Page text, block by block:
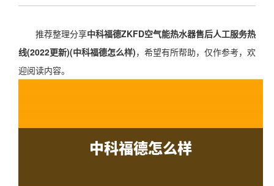
推荐整理分享中科福德ZKFD空气能热水器售后人工服务热
线(2022更新)(中科福德怎么样)，希望有所帮助，仅作参考，欢
迎阅读内容。